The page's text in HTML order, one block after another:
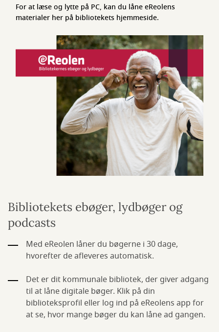
For at læse og lytte på PC, kan du låne eReolens
materialer her på bibliotekets hjemmeside.
Bibliotekets ebøger, lydbøger og
podcasts
Med eReolen låner du bøgerne i 30 dage,
hvorefter de afleveres automatisk.
Det er dit kommunale bibliotek, der giver adgang
til at låne digitale bøger. Klik på din
biblioteksprofil eller log ind på eReolens app for
at se, hvor mange bøger du kan låne ad gangen.